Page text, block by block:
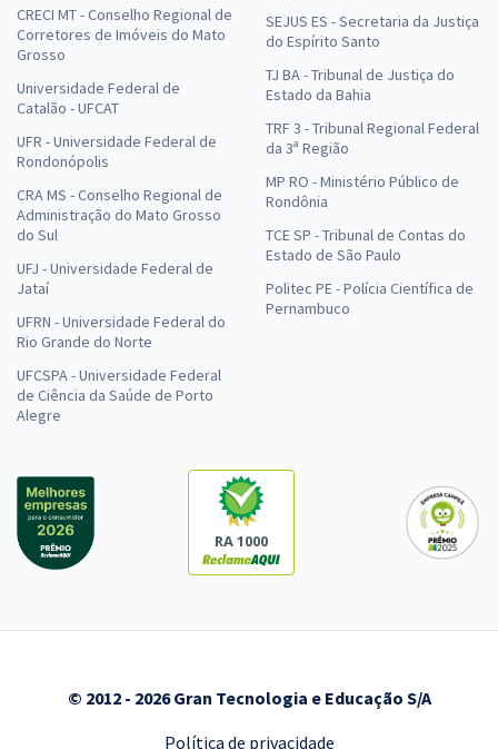
CRECI MT - Conselho Regional de
Corretores de Imóveis do Mato
Grosso
Universidade Federal de
Catalão - UFCAT
UFR - Universidade Federal de
Rondonópolis
CRA MS - Conselho Regional de
Administração do Mato Grosso
do Sul
UFJ - Universidade Federal de
Jataí
UFRN - Universidade Federal do
Rio Grande do Norte
UFCSPA - Universidade Federal
de Ciência da Saúde de Porto
Alegre
SEJUS ES - Secretaria da Justiça
do Espírito Santo
TJ BA - Tribunal de Justiça do
Estado da Bahia
TRF 3 - Tribunal Regional Federal
da 3ª Região
MP RO - Ministério Público de
Rondônia
TCE SP - Tribunal de Contas do
Estado de São Paulo
Politec PE - Polícia Científica de
Pernambuco
RA 1000
© 2012 - 2026 Gran Tecnologia e Educação S/A
Política de privacidade